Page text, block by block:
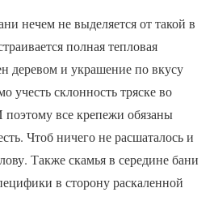
нечем не выделяется от такой в
полная тепловая
деревом и украшение по вкусу
учесть склонность тряске во
все крепежи обязаны
Чтоб ничего не расшаталось и
Также скамья в середине бани
в сторону раскаленной